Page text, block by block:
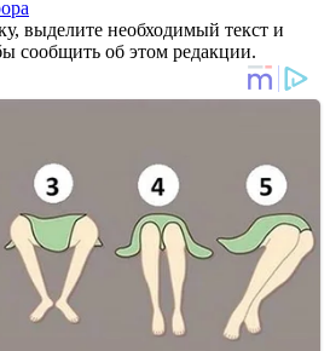
выделите необходимый текст и
сообщить об этом редакции.